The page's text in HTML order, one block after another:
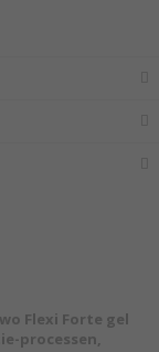
Flexi Forte gel
processen,